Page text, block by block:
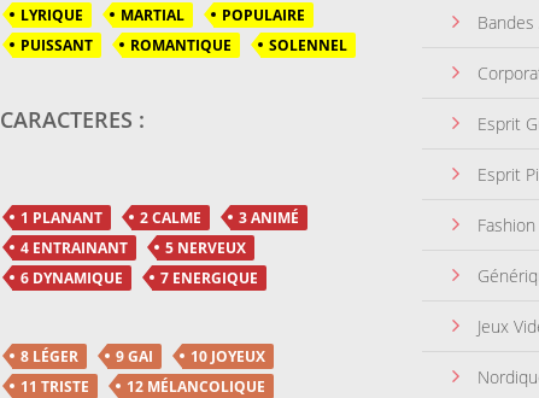
LYRIQUE
MARTIAL
POPULAIRE
PUISSANT
ROMANTIQUE SOLENNEL
CARACTERES :
1 PLANANT 2 CALME
3 ANIMÉ
4 ENTRAINANT
5 NERVEUX
6 DYNAMIQUE
7 ENERGIQUE
8 LÉGER 9 GAI
10 JOYEUX
11 TRISTE
12 MÉLANCOLIQUE
Esprit
Esprit
Fashion
Jeux